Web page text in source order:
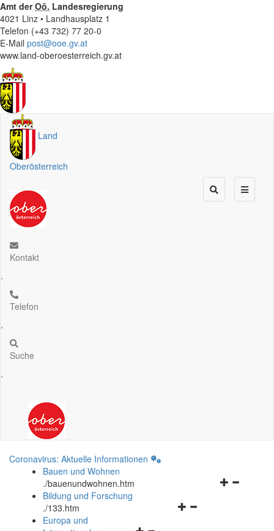
Amt derOö. Landesregierung
4021 Linz • Landhausplatz 1
Telefon (+43 732) 77 20-0
E-Mail post@ooe.gv.at
www.land-oberoesterreich.gv.at
Land
Oberösterreich
Kontakt
.
Telefon
.
Suche
.
Coronavirus: Aktuelle Informationen
Bauen und Wohnen
./bauenundwohnen.htm
Navigationsmenü
Bildung und Forschung
./133.htm
Europa und